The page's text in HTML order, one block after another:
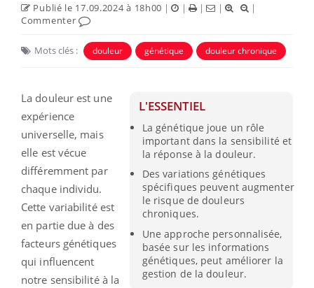
Publié le 17.09.2024 à 18h00 | | | |
|
Commenter
Mots clés : douleur génétique douleur chronique
L'ESSENTIEL
La génétique joue un rôle
important dans la sensibilité et
la réponse à la douleur.
Des variations génétiques
spécifiques peuvent augmenter
le risque de douleurs
chroniques.
Une approche personnalisée,
basée sur les informations
génétiques, peut améliorer la
gestion de la douleur.
La douleur est une
expérience
universelle, mais
elle est vécue
différemment par
chaque individu.
Cette variabilité est
en partie due à des
facteurs génétiques
qui influencent
notre sensibilité à la